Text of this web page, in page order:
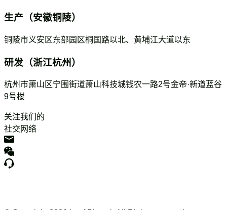
生产（安徽铜陵）
铜陵市义安区东部园区桐国路以北、黄埔江大道以东
研发（浙江杭州）
杭州市萧山区宁围街道萧山科技城钱农一路2号金帝·新道蓝谷
9号楼
关注我们的
社交网络